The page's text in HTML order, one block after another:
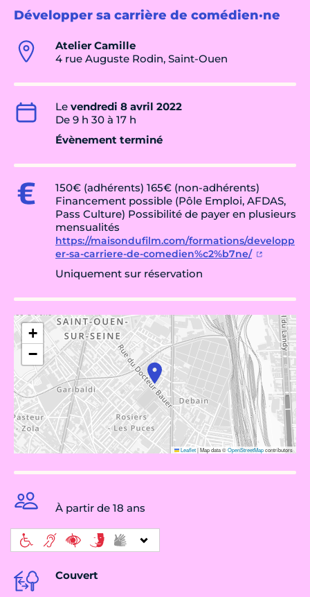
Développer sa carrière de comédien·ne
Atelier Camille
4 rue Auguste Rodin, Saint-Ouen
Le vendredi 8 avril 2022
De 9 h 30 à 17 h
Évènement terminé
150€ (adhérents) 165€ (non-adhérents)
Financement possible (Pôle Emploi, AFDAS,
Pass Culture) Possibilité de payer en plusieurs
mensualités
https://maisondufilm.com/formations/developp
er-sa-carriere-de-comedien%c2%b7ne/
Uniquement sur réservation
+
−
Leaflet|Map data ©OpenStreetMapcontributors
À partir de 18 ans
Couvert